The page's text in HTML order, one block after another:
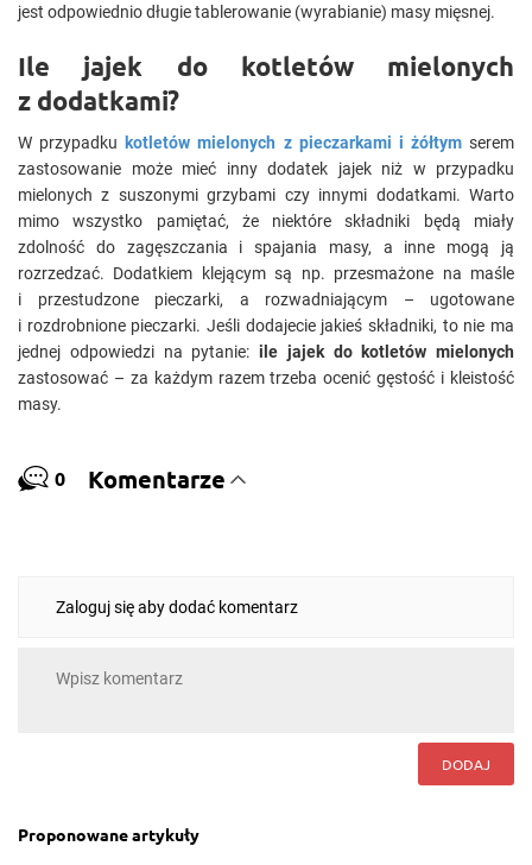
jest odpowiednio długie tablerowanie (wyrabianie) masy mięsnej.
Ile jajek do kotletów mielonych
z dodatkami?
W przypadku kotletów mielonych z pieczarkami i żółtymserem
zastosowanie może mieć inny dodatek jajek niż w przypadku
mielonych z suszonymi grzybami czy innymi dodatkami. Warto
mimo wszystko pamiętać, że niektóre składniki będą miały
zdolność do zagęszczania i spajania masy, a inne mogą ją
rozrzedzać. Dodatkiem klejącym są np. przesmażone na maśle
i przestudzone pieczarki, a rozwadniającym – ugotowane
i rozdrobnione pieczarki. Jeśli dodajecie jakieś składniki, to nie ma
jednej odpowiedzi na pytanie: ile jajek do kotletów mielonych
zastosować – za każdym razem trzeba ocenić gęstość i kleistość
masy.
0 Komentarze
Zaloguj się aby dodać komentarz
DODAJ
Proponowane artykuły